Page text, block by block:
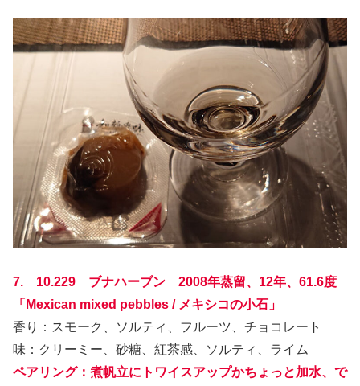
7. 10.229 ブナハーブン 2008年蒸留、12年、61.6度
「Mexican mixed pebbles / メキシコの小石」
香り：スモーク、ソルティ、フルーツ、チョコレート
味：クリーミー、砂糖、紅茶感、ソルティ、ライム
ペアリング：煮帆立にトワイスアップかちょっと加水、で